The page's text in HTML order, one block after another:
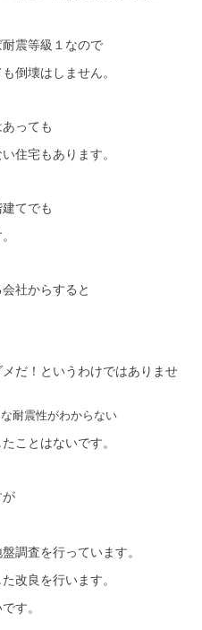
震等級１なので
倒壊はしません。
っても
住宅もあります。
てでも
社からすると
だ！というわけではありませ
耐震性がわからない
ことはないです。
が
調査を行っています。
改良を行います。
す。